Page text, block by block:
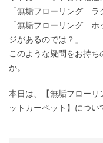
「無垢フローリング ラ
「無垢フローリング ホ
ジがあるのでは？」
このような疑問をお持
か。
本日は、【無垢フローリ
ットカーペット】につい